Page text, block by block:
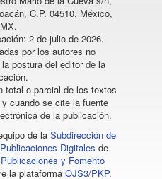
C.P. 04510, México,
2 de julio de 2026.
por los autores no
postura del editor de la
total o parcial de los textos
cuando se cite la fuente
de la publicación.
de la Subdirección de
Digitales de
y Fomento
la plataforma OJS3/PKP.